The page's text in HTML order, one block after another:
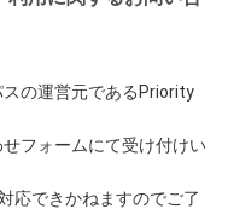
の運営元であるPriority
フォームにて受け付けい
応できかねますのでご了